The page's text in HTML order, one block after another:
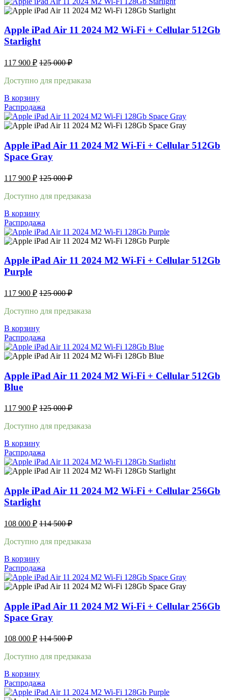
Apple iPad Air 11 2024 M2 Wi-Fi + Cellular 512Gb
Starlight
117 900 ₽ 125 000₽
Доступно для предзаказа
В корзину
Распродажа
Apple iPad Air 11 2024 M2 Wi-Fi + Cellular 512Gb
Space Gray
117 900 ₽ 125 000₽
Доступно для предзаказа
В корзину
Распродажа
Apple iPad Air 11 2024 M2 Wi-Fi + Cellular 512Gb
Purple
117 900 ₽ 125 000₽
Доступно для предзаказа
В корзину
Распродажа
Apple iPad Air 11 2024 M2 Wi-Fi + Cellular 512Gb
Blue
117 900 ₽ 125 000₽
Доступно для предзаказа
В корзину
Распродажа
Apple iPad Air 11 2024 M2 Wi-Fi + Cellular 256Gb
Starlight
108 000 ₽ 114 500₽
Доступно для предзаказа
В корзину
Распродажа
Apple iPad Air 11 2024 M2 Wi-Fi + Cellular 256Gb
Space Gray
108 000 ₽ 114 500₽
Доступно для предзаказа
В корзину
Распродажа